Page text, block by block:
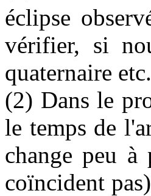
éclipse
vérifier, si
quaternaire
(2) Dans le
le temps de
change peu
coïncident